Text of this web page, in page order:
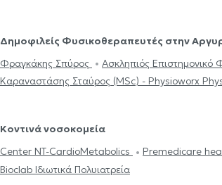
Δημοφιλείς Φυσικοθεραπευτές στην
Φραγκάκης Σπύρος
Ασκληπιός Επιστημονικό
Καραναστάσης Σταύρος (MSc) -
Κοντινά νοσοκομεία
Center NT-CardioMetabolics
Premedicare
Bioclab Ιδιωτικά Πολυιατρεία